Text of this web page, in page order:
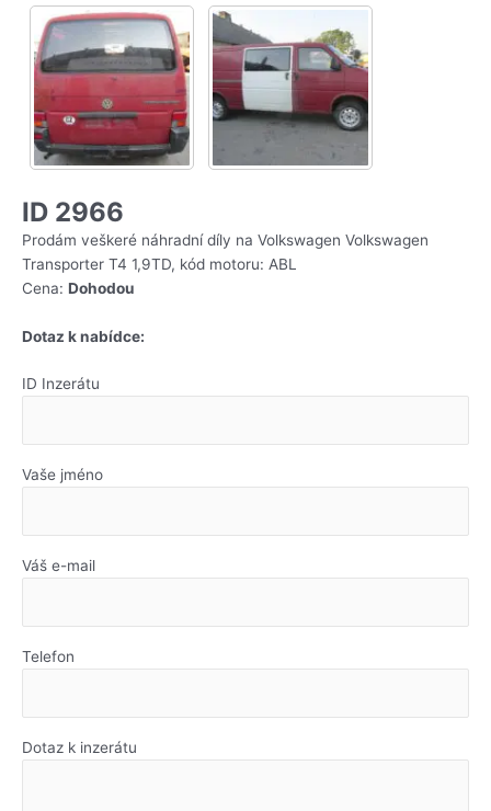
ID 2966
Prodám veškeré náhradní díly na Volkswagen Volkswagen
Transporter T4 1,9TD, kód motoru: ABL
Cena: Dohodou
Dotaz k nabídce:
ID Inzerátu
Vaše jméno
Váš e-mail
Telefon
Dotaz k inzerátu